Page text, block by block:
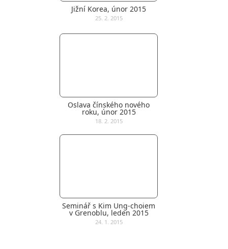
Jižní Korea, únor 2015
25. 2. 2015
Oslava čínského nového
roku, únor 2015
18. 2. 2015
Seminář s Kim Ung-choiem
v Grenoblu, leden 2015
24. 1. 2015